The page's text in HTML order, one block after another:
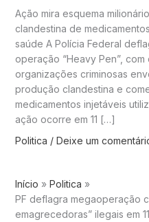
Ação mira esquema
clandestina de
saúde A Polícia Federal
operação “Heavy Pen”,
organizações criminosas
produção clandestina e
medicamentos injetáveis
ação ocorre em 11 […]
Politica / Deixe um
Início
Politica
PF deflagra megaoperação
emagrecedoras” ilegais em